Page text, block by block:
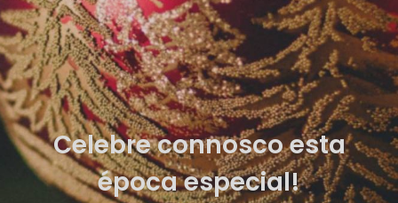
Celebre connosco esta
época especial!